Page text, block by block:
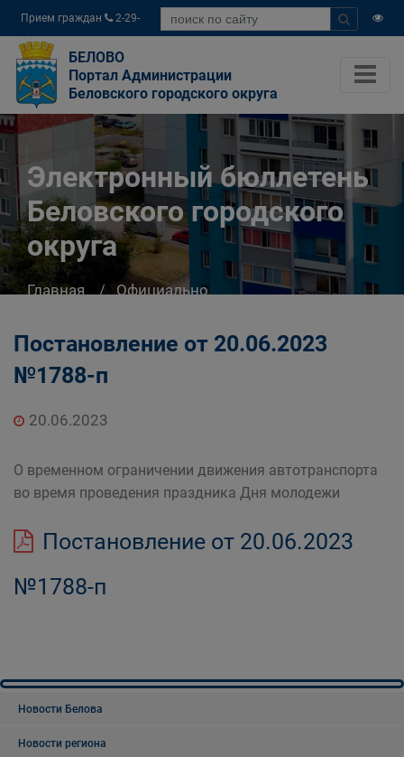
Прием граждан
2-29-
04
БЕЛОВО
Портал Администрации
Беловского городского округа
Электронный бюллетень
Беловского городского
округа
Главная
Официально
Постановление от 20.06.2023
№1788-п
20.06.2023
О временном ограничении движения автотранспорта
во время проведения праздника Дня молодежи
Постановление от 20.06.2023
№1788-п
Новости Белова
Новости региона